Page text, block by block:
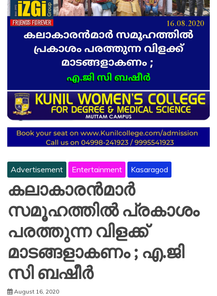
Advertisement Entertainment Kasaragod
കലാകാരൻമാർ
സമൂഹത്തിൽ പ്രകാശം
പരത്തുന്ന വിളക്ക്
മാടങ്ങളാകണം ; എ.ജി
സി ബഷീർ
August 16, 2020